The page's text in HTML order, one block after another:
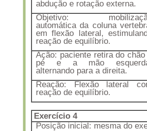
abdução e rotação externa.
Objetivo:
automática da coluna
em flexão lateral,
reação de equilíbrio.
Ação: paciente retira do chão
pé e a mão
alternando para a direita.
Reação: Flexão lateral
reação de equilíbrio.
Exercício 4
Posição inicial: mesma do